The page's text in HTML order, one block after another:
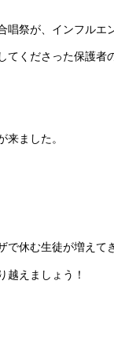
唱祭が、インフルエ
てくださった保護者
来ました。
で休む生徒が増えて
越えましょう！